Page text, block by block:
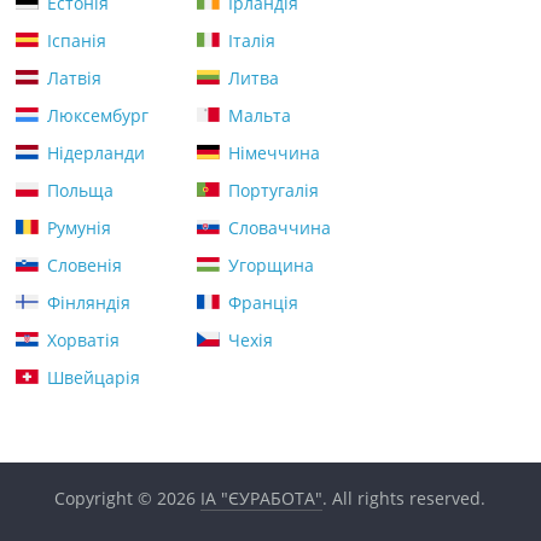
Іспанія
Італія
Латвія
Литва
Люксембург
Мальта
Нідерланди
Німеччина
Польща
Португалія
Румунія
Словаччина
Словенія
Угорщина
Фінляндія
Франція
Хорватія
Чехія
Швейцарія
Copyright © 2026 ІА "ЄУРАБОТА". All rights reserved.